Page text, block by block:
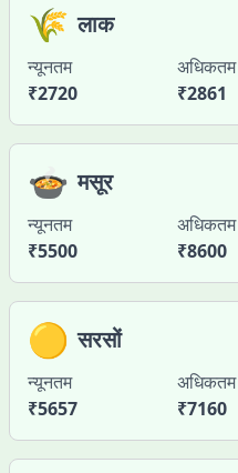
🌾 लाक
न्यूनतम
₹2720
अधिकतम
₹2861
🍲 मसूर
न्यूनतम
₹5500
अधिकतम
₹8600
🟡 सरसों
न्यूनतम
₹5657
अधिकतम
₹7160